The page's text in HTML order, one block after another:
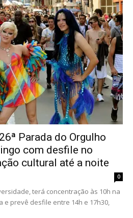
Parada do Orgulho
com desfile no
cultural até a noite
0
terá concentração às 10h na
e prevê desfile entre 14h e 17h30,